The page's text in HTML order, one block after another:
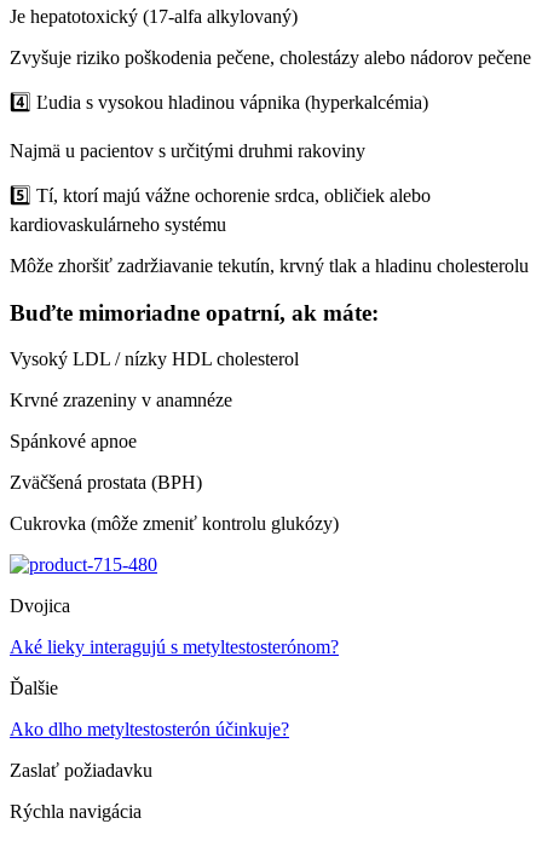
Je hepatotoxický (17-alfa alkylovaný)
Zvyšuje riziko poškodenia pečene, cholestázy alebo nádorov pečene
4️⃣ Ľudia s vysokou hladinou vápnika (hyperkalcémia)
Najmä u pacientov s určitými druhmi rakoviny
5️⃣ Tí, ktorí majú vážne ochorenie srdca, obličiek alebo
kardiovaskulárneho systému
Môže zhoršiť zadržiavanie tekutín, krvný tlak a hladinu cholesterolu
Buďte mimoriadne opatrní, ak máte:
Vysoký LDL / nízky HDL cholesterol
Krvné zrazeniny v anamnéze
Spánkové apnoe
Zväčšená prostata (BPH)
Cukrovka (môže zmeniť kontrolu glukózy)
Dvojica
Aké lieky interagujú s metyltestosterónom?
Ďalšie
Ako dlho metyltestosterón účinkuje?
Zaslať požiadavku
Rýchla navigácia